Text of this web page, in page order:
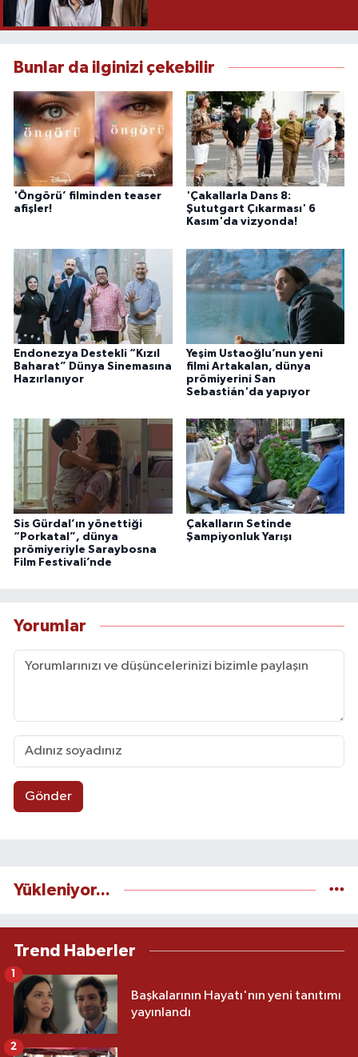
Bunlar da ilginizi çekebilir
'Öngörü’ filminden teaser
afişler!
'Çakallarla Dans 8:
Şututgart Çıkarması' 6
Kasım'da vizyonda!
Endonezya Destekli “Kızıl
Baharat” Dünya Sinemasına
Hazırlanıyor
Yeşim Ustaoğlu’nun yeni
filmi Artakalan, dünya
prömiyerini San
Sebastián'da yapıyor
Sis Gürdal’ın yönettiği
“Porkatal”, dünya
prömiyeriyle Saraybosna
Film Festivali’nde
Çakalların Setinde
Şampiyonluk Yarışı
Yorumlar
Gönder
Yükleniyor...
Trend Haberler
Başkalarının Hayatı'nın yeni tanıtımı
yayınlandı
2